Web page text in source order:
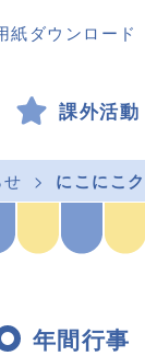
紙ダウンロード
課外活動
にこにこ
年間行事